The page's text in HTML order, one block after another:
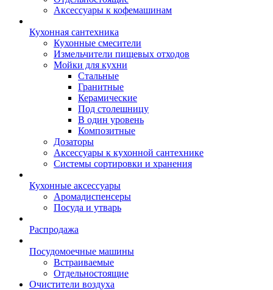
Аксессуары к кофемашинам
Кухонная сантехника
Кухонные смесители
Измельчители пищевых отходов
Мойки для кухни
Стальные
Гранитные
Керамические
Под столешницу
В один уровень
Композитные
Дозаторы
Аксессуары к кухонной сантехнике
Системы сортировки и хранения
Кухонные аксессуары
Аромадиспенсеры
Посуда и утварь
Распродажа
Посудомоечные машины
Встраиваемые
Отдельностоящие
Очистители воздуха